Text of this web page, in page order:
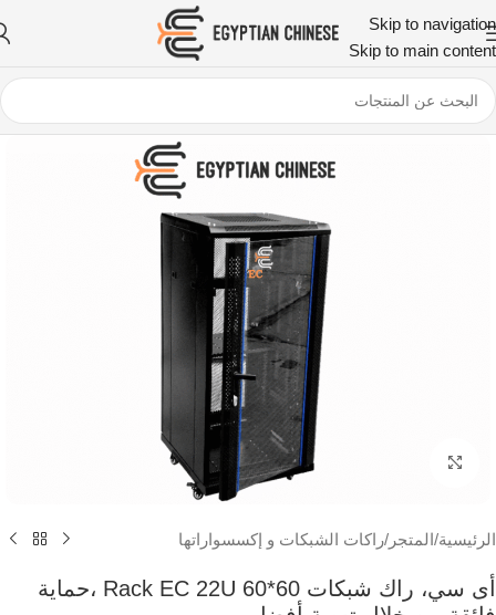
Skip to navigation
Skip to main content
الرئيسية/المتجر /راكات الشبكات و إكسسواراتها
أى سي، راك شبكات Rack EC 22U 60*60 ،حماية